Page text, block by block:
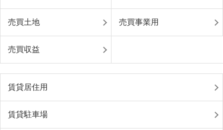
売買土地 売買事業用
売買収益
賃貸居住用
賃貸駐車場